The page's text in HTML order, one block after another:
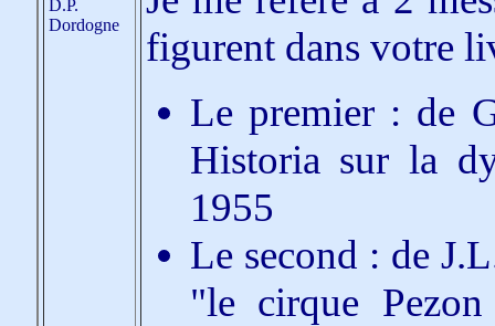
D.P.
Dordogne
figurent dans votre
Le premier : de
Historia sur la
1955
Le second : de
"le cirque